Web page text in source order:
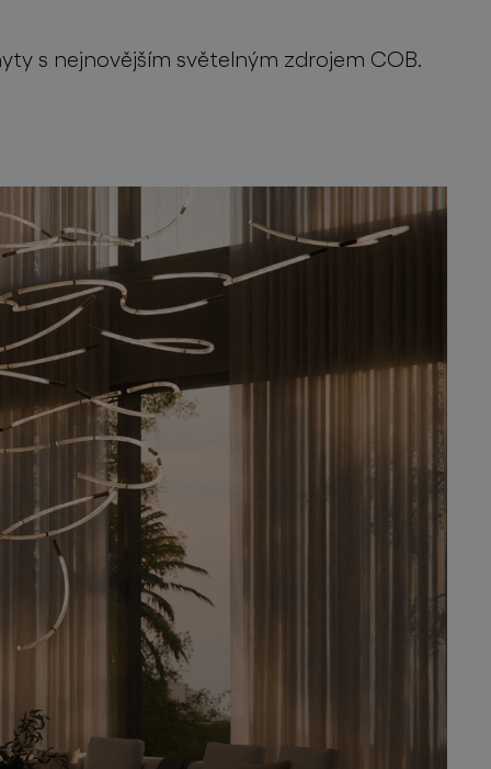
s nejnovějším světelným zdrojem COB.